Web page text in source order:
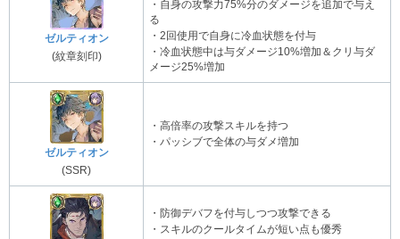
ゼルティオン
(紋章刻印)
・自身の攻撃力75%分のダメージを追加で与え
る
・2回使用で自身に冷血状態を付与
・冷血状態中は与ダメージ10%増加＆クリ与ダ
メージ25%増加
ゼルティオン
(SSR)
・高倍率の攻撃スキルを持つ
・パッシブで全体の与ダメ増加
・防御デバフを付与しつつ攻撃できる
・スキルのクールタイムが短い点も優秀